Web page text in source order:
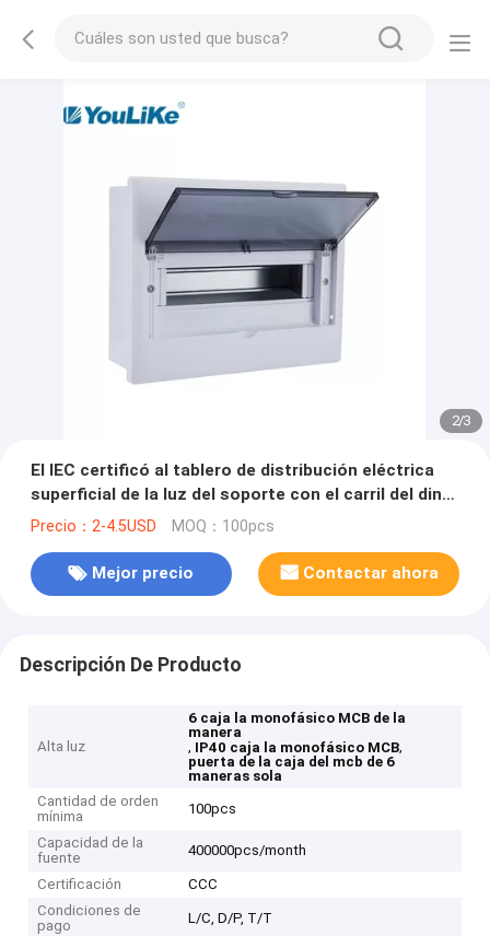
2/3
El IEC certificó al tablero de distribución eléctrica
superficial de la luz del soporte con el carril del dinar
del metal
Precio：2-4.5USD MOQ：100pcs
Mejor precio Contactar ahora
Descripción De Producto
Alta luz
6 caja la monofásico MCB de la
manera
, IP40 caja la monofásico MCB,
puerta de la caja del mcb de 6
maneras sola
Cantidad de orden
mínima
100pcs
Capacidad de la
fuente
400000pcs/month
Certificación
CCC
Condiciones de
pago
L/C, D/P, T/T